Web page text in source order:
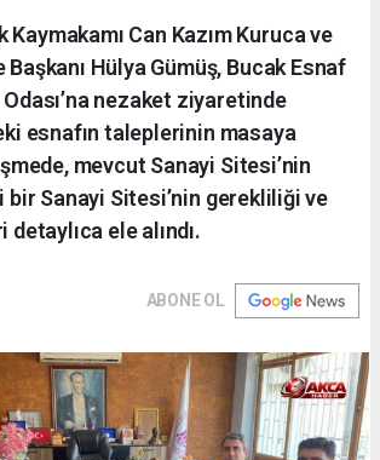
Kaymakamı Can Kazım Kuruca ve
Başkanı Hülya Gümüş, Bucak Esnaf
nezaket ziyaretinde
esnafın taleplerinin masaya
mevcut Sanayi Sitesi’nin
bir Sanayi Sitesi’nin gerekliliği ve
ele alındı.
ABONE OL